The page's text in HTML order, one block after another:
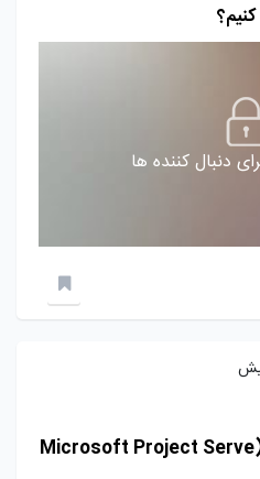
دنبال کننده ها
مایکروسافت پراجکت سرور (Microsoft Project Serve